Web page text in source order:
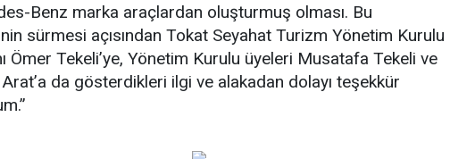
Benz marka araçlardan oluşturmuş olması. Bu
sürmesi açısından Tokat Seyahat Turizm Yönetim Kurulu
Ömer Tekeli’ye, Yönetim Kurulu üyeleri Musatafa Tekeli ve
da gösterdikleri ilgi ve alakadan dolayı teşekkür